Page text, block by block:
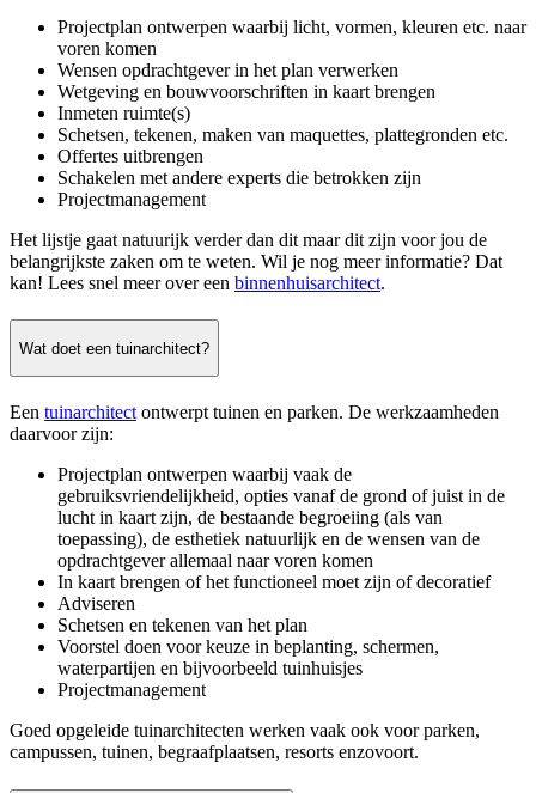
Projectplan ontwerpen waarbij licht, vormen, kleuren etc. naar
voren komen
Wensen opdrachtgever in het plan verwerken
Wetgeving en bouwvoorschriften in kaart brengen
Inmeten ruimte(s)
Schetsen, tekenen, maken van maquettes, plattegronden etc.
Offertes uitbrengen
Schakelen met andere experts die betrokken zijn
Projectmanagement
Het lijstje gaat natuurijk verder dan dit maar dit zijn voor jou de
belangrijkste zaken om te weten. Wil je nog meer informatie? Dat
kan! Lees snel meer over een binnenhuisarchitect.
Wat doet een tuinarchitect?
Een tuinarchitect ontwerpt tuinen en parken. De werkzaamheden
daarvoor zijn:
Projectplan ontwerpen waarbij vaak de
gebruiksvriendelijkheid, opties vanaf de grond of juist in de
lucht in kaart zijn, de bestaande begroeiing (als van
toepassing), de esthetiek natuurlijk en de wensen van de
opdrachtgever allemaal naar voren komen
In kaart brengen of het functioneel moet zijn of decoratief
Adviseren
Schetsen en tekenen van het plan
Voorstel doen voor keuze in beplanting, schermen,
waterpartijen en bijvoorbeeld tuinhuisjes
Projectmanagement
Goed opgeleide tuinarchitecten werken vaak ook voor parken,
campussen, tuinen, begraafplaatsen, resorts enzovoort.